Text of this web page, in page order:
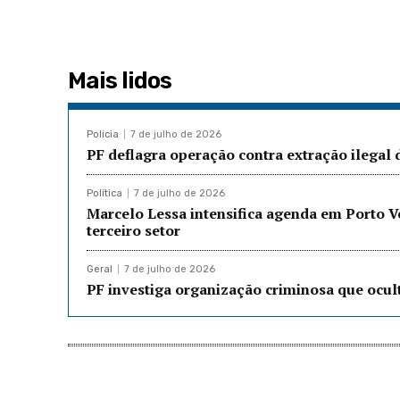
Mais lidos
Policia 7 de julho de 2026
PF deflagra operação contra extração
Política 7 de julho de 2026
Marcelo Lessa intensifica agenda em Porto
terceiro setor
Geral 7 de julho de 2026
PF investiga organização criminosa que